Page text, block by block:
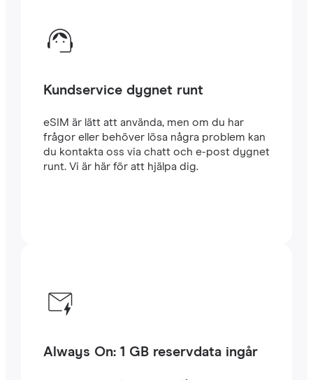
Kundservice dygnet runt
eSIM är lätt att använda, men om du har
frågor eller behöver lösa några problem kan
du kontakta oss via chatt och e-post dygnet
runt. Vi är här för att hjälpa dig.
Always On: 1 GB reservdata ingår